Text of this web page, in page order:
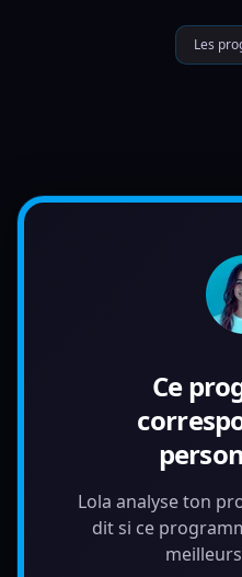
Les
Ce
Lola analyse ton
dit si ce